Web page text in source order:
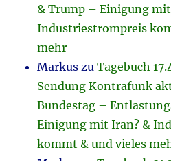
& Trump – Einigung
Industriestrompreis
mehr
Markus zuTagebuch
Sendung Kontrafunk
Bundestag –
Einigung mit Iran? &
kommt & und vieles